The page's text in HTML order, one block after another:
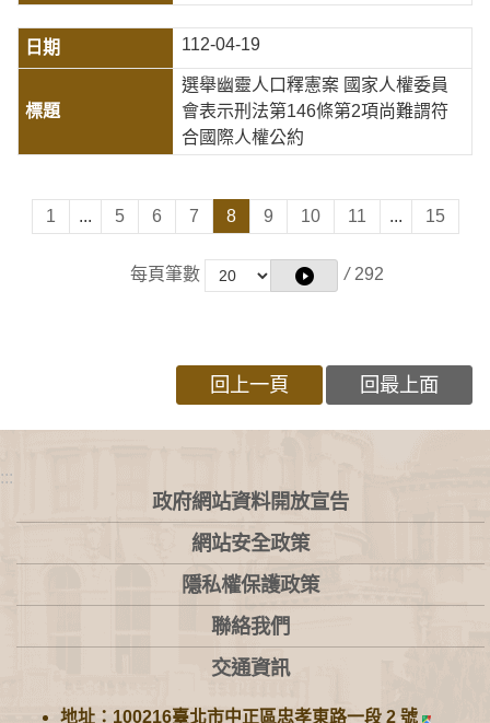
112-04-19
選舉幽靈人口釋憲案 國家人權委員
會表示刑法第146條第2項尚難謂符
合國際人權公約
1 ... 5 6 7 8 9 10 11 ... 15
每頁筆數 / 292
回上一頁 回最上面
:::
政府網站資料開放宣告
網站安全政策
隱私權保護政策
聯絡我們
交通資訊
地址：100216臺北市中正區忠孝東路一段 2 號